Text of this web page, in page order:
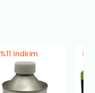
%11 İndirim